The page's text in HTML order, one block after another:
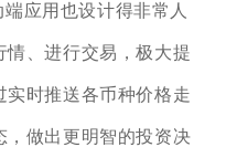
应用也设计得非常人
情、进行交易，极大提
实时推送各币种价格走
，做出更明智的投资决